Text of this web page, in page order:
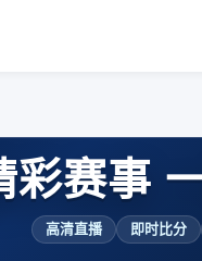
彩赛事
高清直播 即时比分